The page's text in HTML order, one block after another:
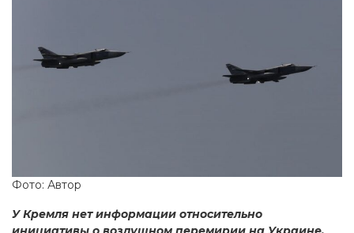
Фото: Автор
У Кремля нет информации относительно